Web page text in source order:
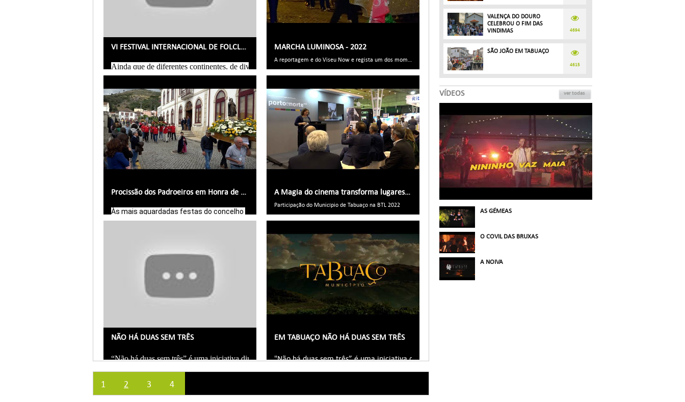
VI FESTIVAL INTERNACIONAL DE FOLCLORE
Ainda que de diferentes continentes, de diversos países e com culturas distintas, cerca de 200 músicos e dançarinos reuniram em Tabuaço trazendo danças do mundo para o
MARCHA LUMINOSA - 2022
A reportagem é do Viseu Now e regista um dos momentos mais aguardados das Festas Sanjoaninas do Concelho
Procissão dos Padroeiros em Honra de S. João - 2022
Às mais aguardadas festas do concelho
de Tabuaço juntou-se o Viseu Now com
A Magia do cinema transforma lugares comuns em destinos mágicos
Participação do Município de Tabuaço na BTL 2022
NÃO HÁ DUAS SEM TRÊS
“Não há duas sem três” é uma iniciativa direccionada para a hotelaria, restauração, produtores locais e artesãos, com o intuito de incentivar turistas a visitar, comer, comprar,
EM TABUAÇO NÃO HÁ DUAS SEM TRÊS
"Não há duas sem três” é uma iniciativa direcionada para a hotelaria, restauração, produtores locais e artesãos, com o
1 2 3 4
VALENÇA DO DOURO
CELEBROU O FIM DAS
VINDIMAS
4694
SÃO JOÃO EM TABUAÇO
4615
VÍDEOS ver todas
AS GÉMEAS
O COVIL DAS BRUXAS
A NOIVA